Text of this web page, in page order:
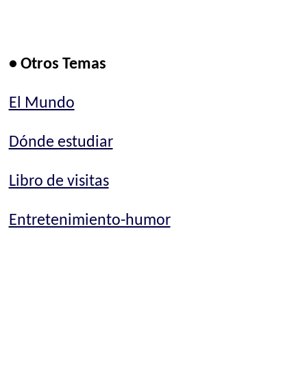
• Otros Temas
El Mundo
Dónde estudiar
Libro de visitas
Entretenimiento-humor